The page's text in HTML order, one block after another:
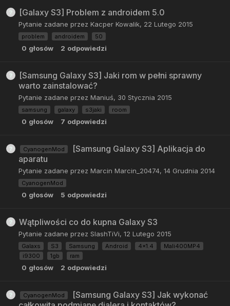
[Galaxy S3] Problem z androidem 5.0
Pytanie zadane przez Kacper Kowalik, 22 Lutego 2015
problem androidem 50
0 głosów 2 odpowiedzi
[Samsung Galaxy S3] Jaki rom w pełni sprawny
warto zainstalować?
Pytanie zadane przez Maniuś, 30 Stycznia 2015
samsung galaxy s3jaki room
0 głosów 7 odpowiedzi
CyanogenMod
[Samsung Galaxy S3] Aplikacja do
aparatu
Pytanie zadane przez Marcin Marcin_20474, 14 Grudnia 2014
CyanogenMod
0 głosów 5 odpowiedzi
Wątpliwości co do kupna Galaxy S3
Pytanie zadane przez SlashTiVi, 12 Lutego 2015
Galaxs S3 Samsung Android 4x1.4
Mali400MP4
i9300
1gb ram
0 głosów 2 odpowiedzi
CyanogenMod
[Samsung Galaxy S3] Jak wykonać